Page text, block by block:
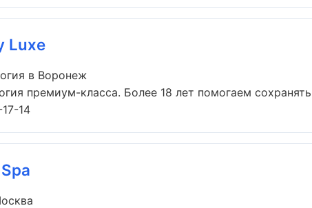
Luxe
в Воронеж
премиум-класса. Более 18 лет помогаем
14